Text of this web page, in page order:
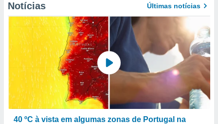
Notícias Últimas notícias
40 ºC à vista em algumas zonas de Portugal na